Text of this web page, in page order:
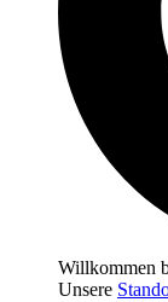
Willkommen
Unsere